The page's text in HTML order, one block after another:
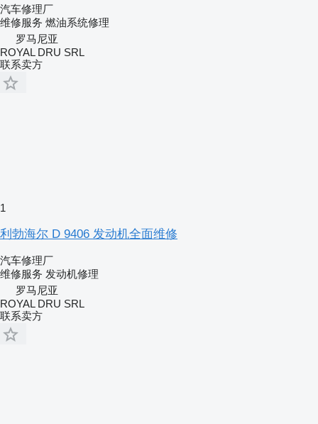
汽车修理厂
维修服务 燃油系统修理
罗马尼亚
ROYAL DRU SRL
联系卖方
1
利勃海尔 D 9406 发动机全面维修
汽车修理厂
维修服务 发动机修理
罗马尼亚
ROYAL DRU SRL
联系卖方